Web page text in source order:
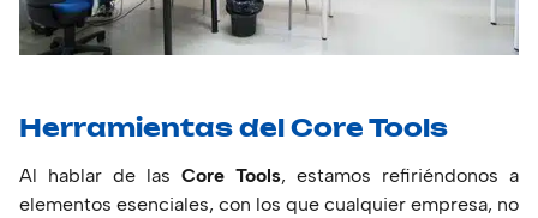
Herramientas del Core Tools
Al hablar de las Core Tools, estamos refiriéndonos a
elementos esenciales, con los que cualquier empresa, no